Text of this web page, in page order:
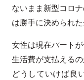
ないまま新型コロ
は勝手に決められ
女性は現在パート
生活費が支払える
どうしていけば良